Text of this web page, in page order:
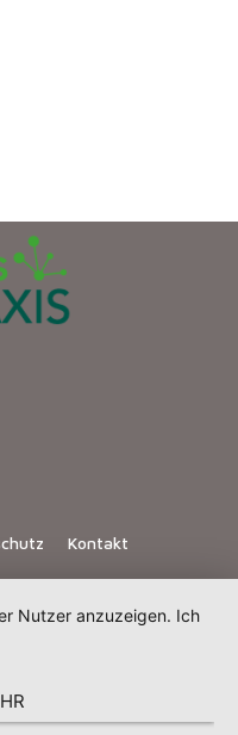
Kontakt
Nutzer anzuzeigen. Ich